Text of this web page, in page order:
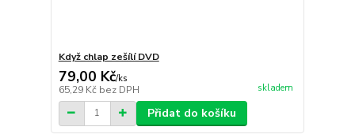
Když chlap zešílí DVD
79,00 Kč/ks
65,29 Kč bez DPH skladem
Přidat do košíku